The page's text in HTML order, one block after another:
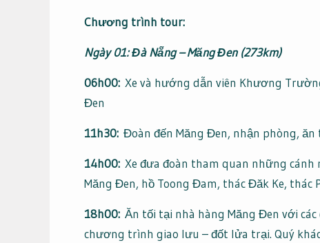
Chương trình tour:
Ngày 01: Đà Nẵng – Măng Đen (273km)
06h00: Xe và hướng dẫn viên Khương
Đen
11h30: Đoàn đến Măng Đen, nhận phòng,
14h00: Xe đưa đoàn tham quan những
Măng Đen, hồ Toong Đam, thác Đăk Ke, thác
18h00: Ăn tối tại nhà hàng Măng Đen với
chương trình giao lưu – đốt lửa trại. Quý